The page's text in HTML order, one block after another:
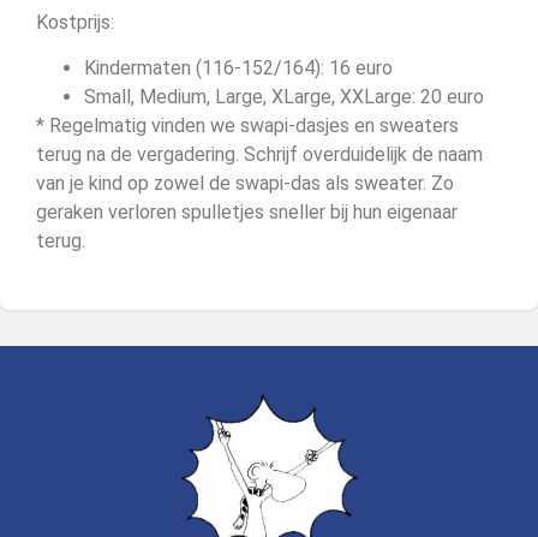
Kostprijs:
Kindermaten (116-152/164): 16 euro
Small, Medium, Large, XLarge, XXLarge: 20 euro
* Regelmatig vinden we swapi-dasjes en sweaters
terug na de vergadering. Schrijf overduidelijk de naam
van je kind op zowel de swapi-das als sweater. Zo
geraken verloren spulletjes sneller bij hun eigenaar
terug.